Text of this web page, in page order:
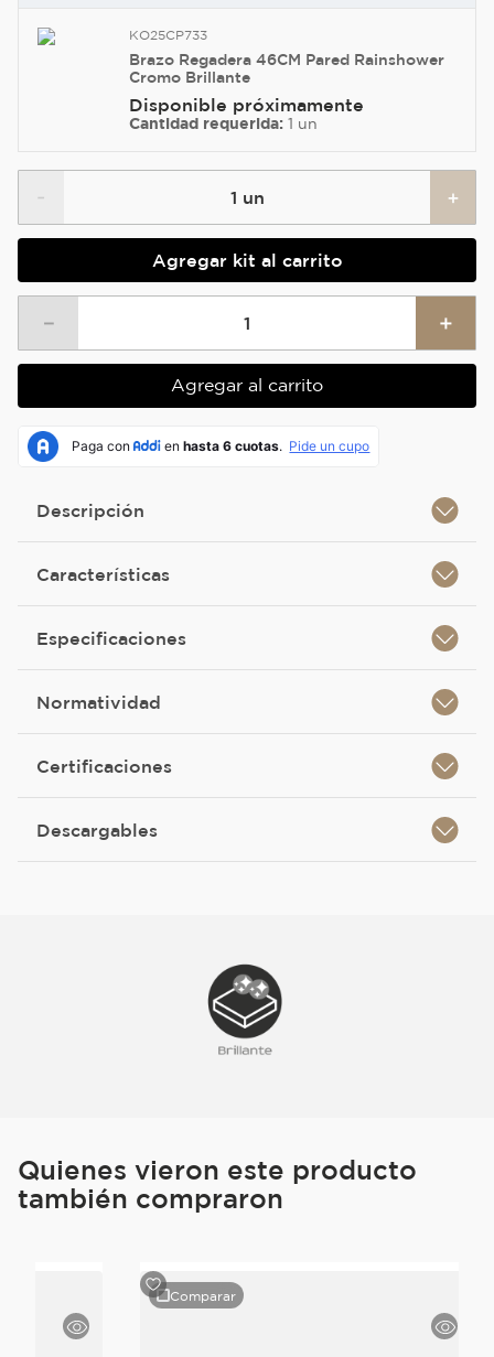
KO25CP733
Brazo Regadera 46CM Pared Rainshower
Cromo Brillante
Disponible próximamente
Cantidad requerida: 1 un
- 1 un +
Agregar kit al carrito
＋
－
Agregar al carrito
Descripción
Características
Especificaciones
Normatividad
Certificaciones
Descargables
Quienes vieron este producto
también compraron
Comparar